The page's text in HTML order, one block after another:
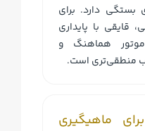
بستگی دارد. برای
قایقی با پایداری
هماهنگ و
منطقی‌تری است.
ماهیگیری